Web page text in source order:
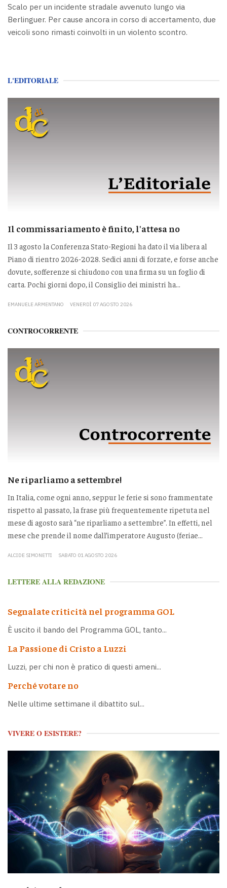
Scalo per un incidente stradale avvenuto lungo via
Berlinguer. Per cause ancora in corso di accertamento, due
veicoli sono rimasti coinvolti in un violento scontro.
L'EDITORIALE
Il commissariamento è finito, l'attesa no
Il 3 agosto la Conferenza Stato-Regioni ha dato il via libera al
Piano di rientro 2026-2028. Sedici anni di forzate, e forse anche
dovute, sofferenze si chiudono con una firma su un foglio di
carta. Pochi giorni dopo, il Consiglio dei ministri ha...
EMANUELE ARMENTANO VENERDÌ 07 AGOSTO 2026
CONTROCORRENTE
Ne riparliamo a settembre!
In Italia, come ogni anno, seppur le ferie si sono frammentate
rispetto al passato, la frase più frequentemente ripetuta nel
mese di agosto sarà “ne riparliamo a settembre”. In effetti, nel
mese che prende il nome dall’imperatore Augusto (feriae...
ALCIDE SIMONETTI SABATO 01 AGOSTO 2026
LETTERE ALLA REDAZIONE
Segnalate criticità nel programma GOL
È uscito il bando del Programma GOL, tanto...
La Passione di Cristo a Luzzi
Luzzi, per chi non è pratico di questi ameni...
Perché votare no
Nelle ultime settimane il dibattito sul...
VIVERE O ESISTERE?